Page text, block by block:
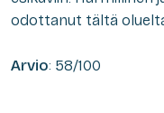
odottanut tältä
Arvio: 58/100